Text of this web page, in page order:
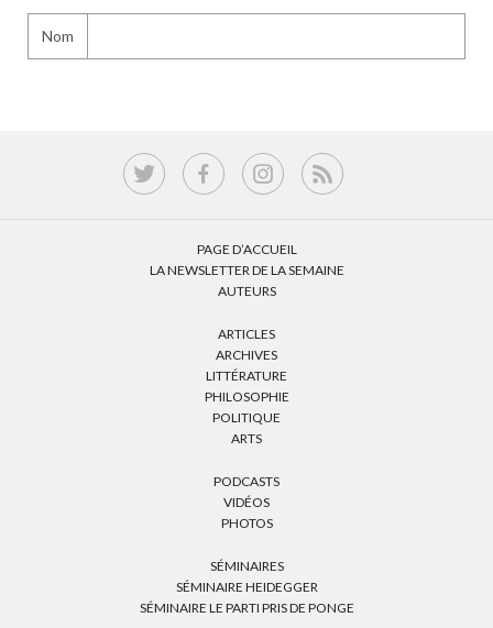
Nom
PAGE D’ACCUEIL
LA NEWSLETTER DE LA SEMAINE
AUTEURS
ARTICLES
ARCHIVES
LITTÉRATURE
PHILOSOPHIE
POLITIQUE
ARTS
PODCASTS
VIDÉOS
PHOTOS
SÉMINAIRES
SÉMINAIRE HEIDEGGER
SÉMINAIRE LE PARTI PRIS DE PONGE